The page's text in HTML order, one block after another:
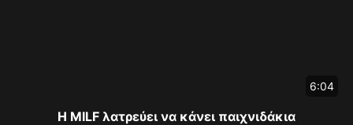
6:04
Η MILF λατρεύει να κάνει παιχνιδάκια